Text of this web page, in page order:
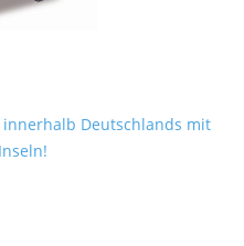
Deutschlands mit